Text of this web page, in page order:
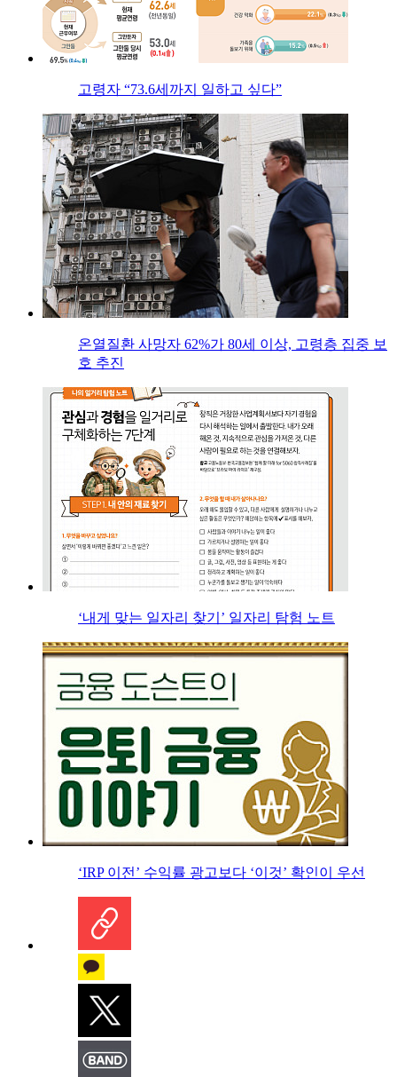
고령자 “73.6세까지 일하고 싶다”
온열질환 사망자 62%가 80세 이상, 고령층 집중 보
호 추진
‘내게 맞는 일자리 찾기’ 일자리 탐험 노트
‘IRP 이전’ 수익률 광고보다 ‘이것’ 확인이 우선